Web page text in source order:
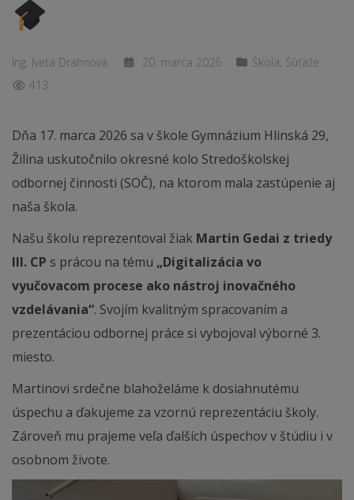
Ing. Iveta Drahnová 20. marca 2026 Škola Súťaže
413
Dňa 17. marca 2026 sa v škole Gymnázium Hlinská 29,
Žilina uskutočnilo okresné kolo Stredoškolskej
odbornej činnosti (SOČ), na ktorom mala zastúpenie aj
naša škola.
Našu školu reprezentoval žiak Martin Gedai z triedy
III. CP s prácou na tému „Digitalizácia vo
vyučovacom procese ako nástroj inovačného
vzdelávania“. Svojím kvalitným spracovaním a
prezentáciou odbornej práce si vybojoval výborné 3.
miesto.
Martinovi srdečne blahoželáme k dosiahnutému
úspechu a ďakujeme za vzornú reprezentáciu školy.
Zároveň mu prajeme veľa ďalších úspechov v štúdiu i v
osobnom živote.